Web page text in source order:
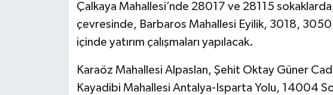
Çalkaya Mahallesi’nde 28017 ve 28115
çevresinde, Barbaros Mahallesi Eyilik, 3018,
içinde yatırım çalışmaları yapılacak.
Karaöz Mahallesi Alpaslan, Şehit Oktay Güner
Kayadibi Mahallesi Antalya-Isparta Yolu, 14004